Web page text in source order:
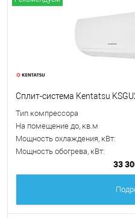
Сплит-система Kentatsu
Тип компрессора
На помещение до, кв.м
Мощность охлаждения, кВт:
Мощность обогрева, кВт:
33